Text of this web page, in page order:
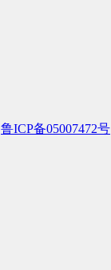
鲁ICP备05007472号